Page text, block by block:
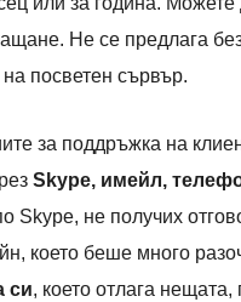
Не се предлага
посветен сървър.
за поддръжка на
Skype, имейл,
Skype, не получих
което беше много
си, което отлага